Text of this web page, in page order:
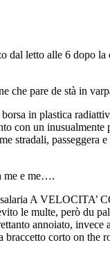
dal letto alle 6 dopo la
che pare de stà in
in plastica
con un inusualmente
stradali, passeggera
me e me….
A VELOCITA’
le multe, però du
annoiato, invece
braccetto corto on the